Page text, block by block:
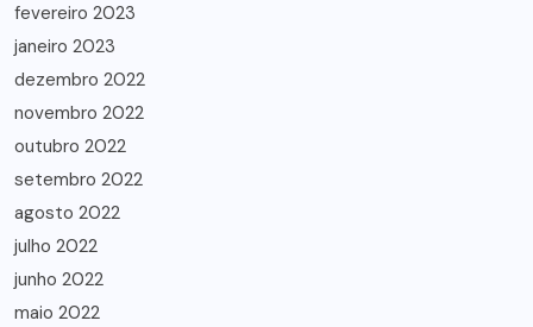
fevereiro 2023
janeiro 2023
dezembro 2022
novembro 2022
outubro 2022
setembro 2022
agosto 2022
julho 2022
junho 2022
maio 2022